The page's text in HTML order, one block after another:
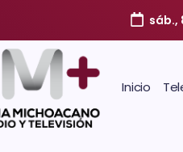
sáb.,
Inicio